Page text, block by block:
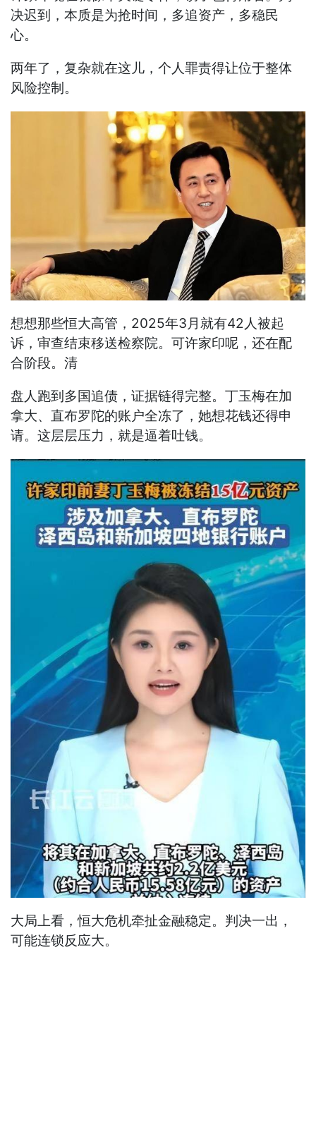
决迟到，本质是为抢时间，多追资产，多稳民
心。
两年了，复杂就在这儿，个人罪责得让位于整体
风险控制。
想想那些恒大高管，2025年3月就有42人被起
诉，审查结束移送检察院。可许家印呢，还在配
合阶段。清
盘人跑到多国追债，证据链得完整。丁玉梅在加
拿大、直布罗陀的账户全冻了，她想花钱还得申
请。这层层压力，就是逼着吐钱。
大局上看，恒大危机牵扯金融稳定。判决一出，
可能连锁反应大。